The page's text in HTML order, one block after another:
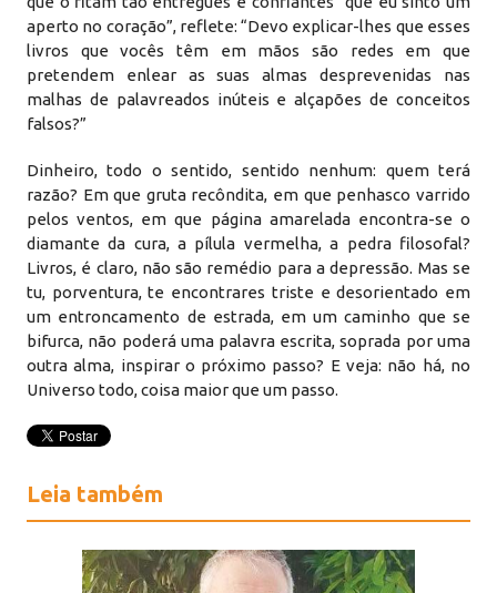
aperto no coração”, reflete: “Devo explicar-lhes que esses
livros que vocês têm em mãos são redes em que
pretendem enlear as suas almas desprevenidas nas
malhas de palavreados inúteis e alçapões de conceitos
falsos?”
Dinheiro, todo o sentido, sentido nenhum: quem terá
razão? Em que gruta recôndita, em que penhasco varrido
pelos ventos, em que página amarelada encontra-se o
diamante da cura, a pílula vermelha, a pedra filosofal?
Livros, é claro, não são remédio para a depressão. Mas se
tu, porventura, te encontrares triste e desorientado em
um entroncamento de estrada, em um caminho que se
bifurca, não poderá uma palavra escrita, soprada por uma
outra alma, inspirar o próximo passo? E veja: não há, no
Universo todo, coisa maior que um passo.
Leia também